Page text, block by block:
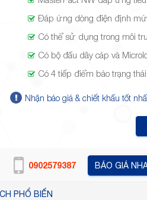
Đáp ứng dòng điện định
Có thể sử dụng trong môi
Có bộ đấu dây cáp và
Có 4 tiếp điểm báo trạng
Nhận báo giá & chiết khấu tốt
0902579387 BÁO GIÁ
PHỔ BIẾN